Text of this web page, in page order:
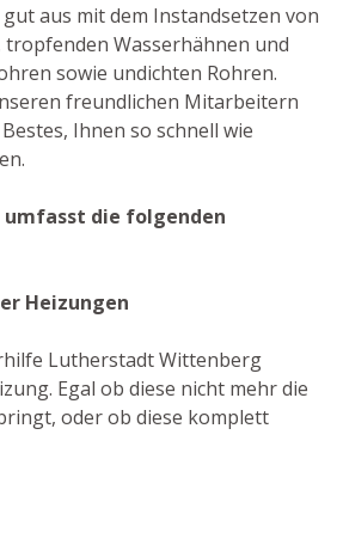
aus mit dem Instandsetzen von
Wasserhähnen und
sowie undichten Rohren.
freundlichen Mitarbeitern
Ihnen so schnell wie
die folgenden
Heizungen
Lutherstadt Wittenberg
Egal ob diese nicht mehr die
oder ob diese komplett